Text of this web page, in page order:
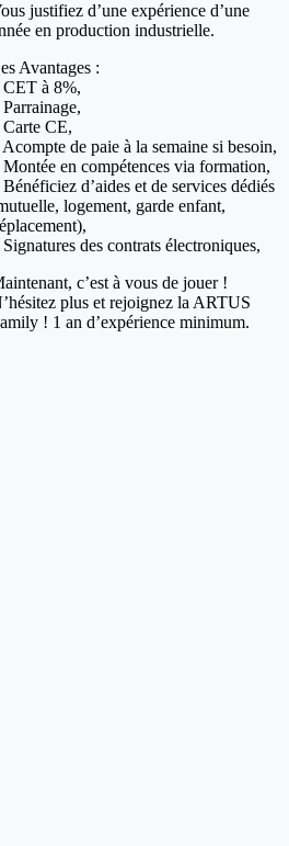
justifiez d’une expérience d’une
en production industrielle.
Avantages :
CET à 8%,
Parrainage,
Carte CE,
Acompte de paie à la semaine si besoin,
Montée en compétences via formation,
Bénéficiez d’aides et de services dédiés
logement, garde enfant,
Signatures des contrats électroniques,
c’est à vous de jouer !
plus et rejoignez la ARTUS
! 1 an d’expérience minimum.